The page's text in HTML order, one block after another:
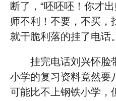
断了，“呸呸呸！你才
师不利！不要，不买，
就干脆利落的挂了电话。
挂完电话刘兴怀脸
小学的复习资料竟然要
可能比不上钢铁小学，